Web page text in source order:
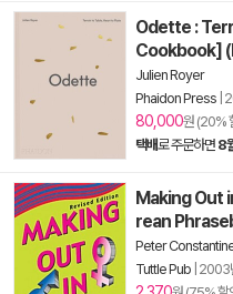
Odette :
Cookbook]
Julien Royer
Phaidon Press
80,000원 (20%
택배로 주문하면 8
Making Out
rean
Peter
Tuttle Pub 2003